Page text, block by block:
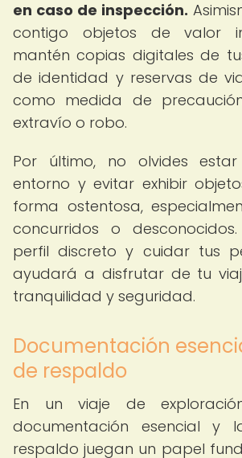
en caso de inspección.
contigo objetos de valor
mantén copias digitales de
de identidad y reservas de
como medida de
extravío o robo.
Por último, no olvides
entorno y evitar exhibir
forma ostentosa,
concurridos o
perfil discreto y cuidar tus
ayudará a disfrutar de tu
tranquilidad y seguridad.
Documentación
de respaldo
En un viaje de
documentación esencial y
respaldo juegan un papel